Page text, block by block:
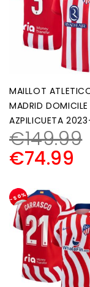
MAILLOT
MADRID DOMICILE
AZPILICUETA
€149.99
€74.99
-50%